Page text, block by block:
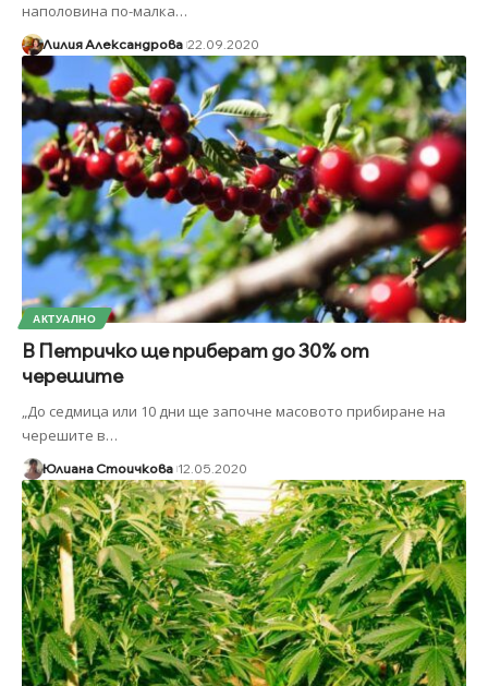
наполовина по-малка…
Лилия Александрова 22.09.2020
АКТУАЛНО
В Петричко ще приберат до 30% от
черешите
„До седмица или 10 дни ще започне масовото прибиране на
черешите в…
Юлиана Стоичкова 12.05.2020